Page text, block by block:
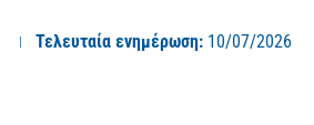
Τελευταία ενημέρωση: 10/07/2026